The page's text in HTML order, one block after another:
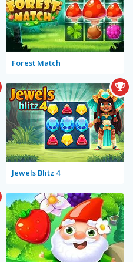
Forest Match
Jewels Blitz 4